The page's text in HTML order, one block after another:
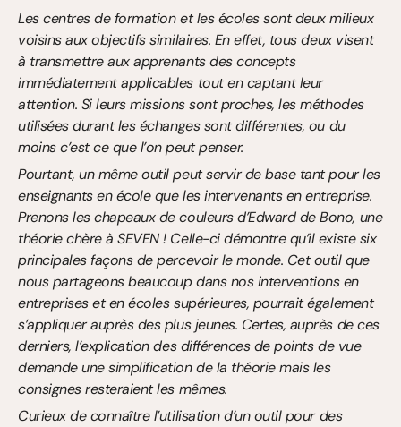
Les centres de formation et les écoles sont deux milieux
voisins aux objectifs similaires. En effet, tous deux visent
à transmettre aux apprenants des concepts
immédiatement applicables tout en captant leur
attention. Si leurs missions sont proches, les méthodes
utilisées durant les échanges sont différentes, ou du
moins c’est ce que l’on peut penser.
Pourtant, un même outil peut servir de base tant pour les
enseignants en école que les intervenants en entreprise.
Prenons les chapeaux de couleurs d’Edward de Bono, une
théorie chère à SEVEN ! Celle-ci démontre qu’il existe six
principales façons de percevoir le monde. Cet outil que
nous partageons beaucoup dans nos interventions en
entreprises et en écoles supérieures, pourrait également
s’appliquer auprès des plus jeunes. Certes, auprès de ces
derniers, l’explication des différences de points de vue
demande une simplification de la théorie mais les
consignes resteraient les mêmes.
Curieux de connaître l’utilisation d’un outil pour des